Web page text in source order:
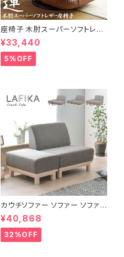
座椅子 木肘スーパーソフトレザ
ー座椅子 リクライニング回転座
椅子 座椅子 父の日 敬老の日
プレゼント 完成品
¥33,440
5%OFF
カウチソファー ソファー ソファ
オットマン 1.5人掛 け新生活 一
人暮らし 完成品
¥40,868
32%OFF